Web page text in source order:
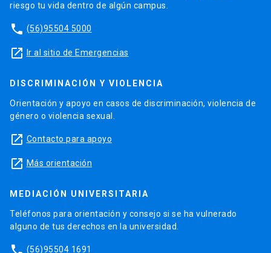
riesgo tu vida dentro de algún campus.
phone (56)95504 5000
launch Ir al sitio de Emergencias
DISCRIMINACIÓN Y VIOLENCIA
Orientación y apoyo en casos de discriminación, violencia de
género o violencia sexual.
launch Contacto para apoyo
launch Más orientación
MEDIACIÓN UNIVERSITARIA
Teléfonos para orientación y consejo si se ha vulnerado
alguno de tus derechos en la universidad.
(56)95504 1691